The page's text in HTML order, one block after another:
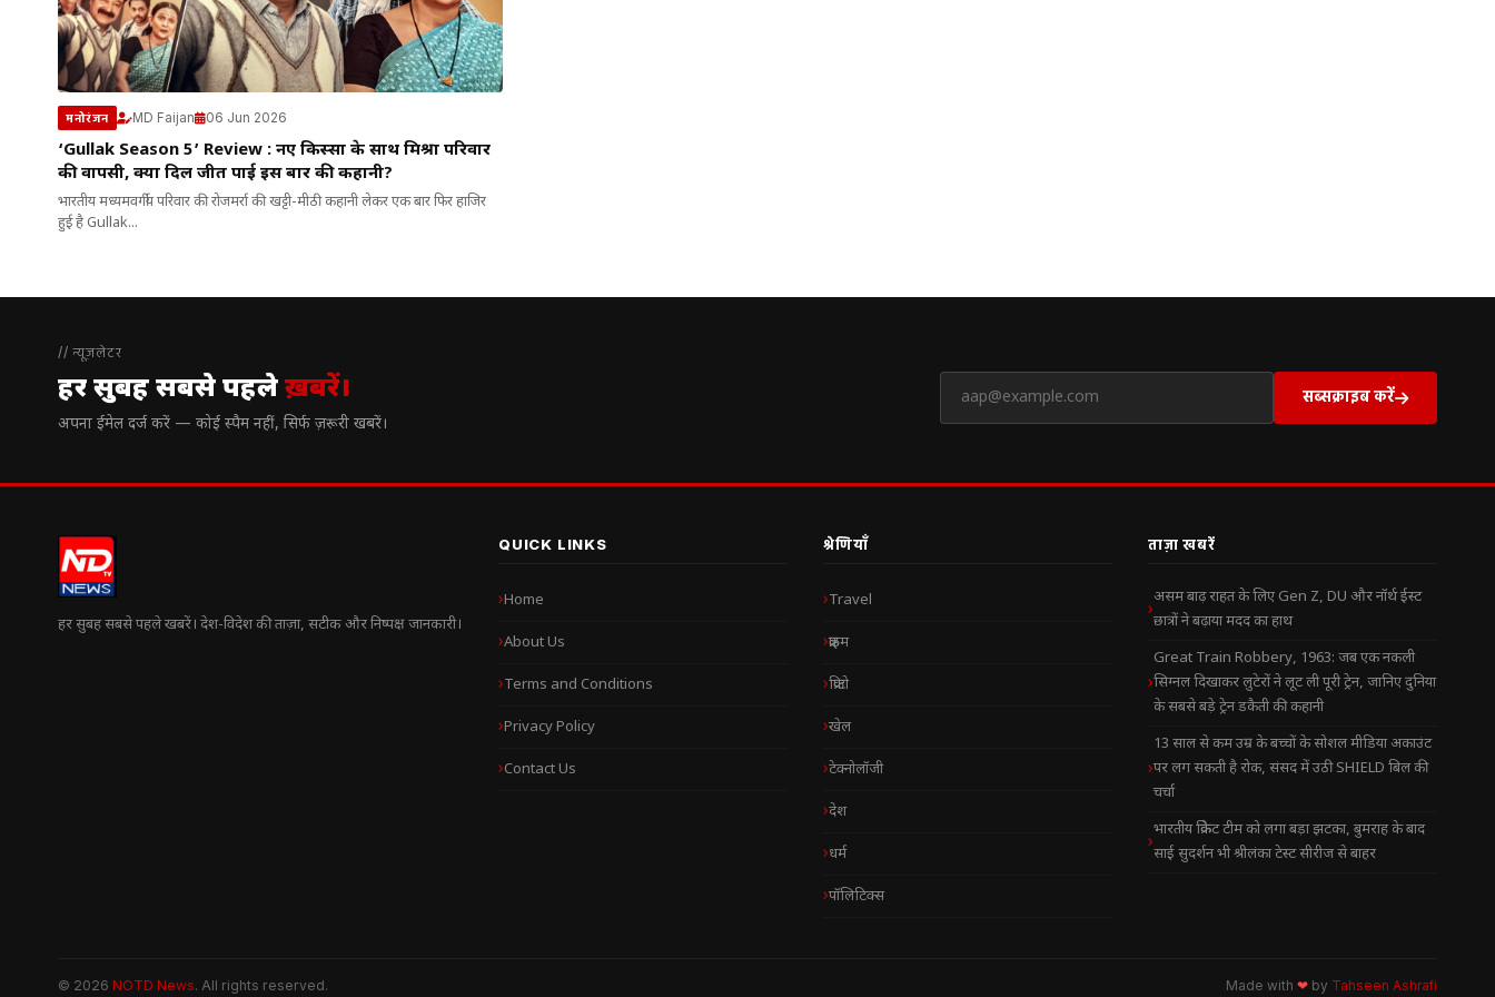
मनोरंजन MD Faijan 06 Jun 2026
‘Gullak Season 5’ Review : नए किस्सों के साथ मिश्रा परिवार
की वापसी, क्या दिल जीत पाई इस बार की कहानी?
भारतीय मध्यमवर्गीय परिवार की रोजमर्रा की खट्टी-मीठी कहानी लेकर एक बार फिर हाजिर
हुई है Gullak...
// न्यूज़लेटर
हर सुबह सबसे पहलेख़बरें।
अपना ईमेल दर्ज करें — कोई स्पैम नहीं, सिर्फ ज़रूरी खबरें।
सब्सक्राइब करें
हर सुबह सबसे पहले खबरें। देश-विदेश की ताज़ा, सटीक और निष्पक्ष जानकारी।
QUICK LINKS
Home
About Us
Terms and Conditions
Privacy Policy
Contact Us
श्रेणियाँ
Travel
क्राइम
क्रिप्टो
खेल
टेक्नोलॉजी
देश
धर्म
पॉलिटिक्स
ताज़ा खबरें
असम बाढ़ राहत के लिए Gen Z, DU और नॉर्थ ईस्ट
छात्रों ने बढ़ाया मदद का हाथ
Great Train Robbery, 1963: जब एक नकली
सिग्नल दिखाकर लुटेरों ने लूट ली पूरी ट्रेन, जानिए दुनिया
के सबसे बड़े ट्रेन डकैती की कहानी
13 साल से कम उम्र के बच्चों के सोशल मीडिया अकाउंट
पर लग सकती है रोक, संसद में उठी SHIELD बिल की
चर्चा
भारतीय क्रिकेट टीम को लगा बड़ा झटका, बुमराह के बाद
साई सुदर्शन भी श्रीलंका टेस्ट सीरीज से बाहर
© 2026 NOTD News. All rights reserved. Made with ❤ by Tahseen Ashrafi